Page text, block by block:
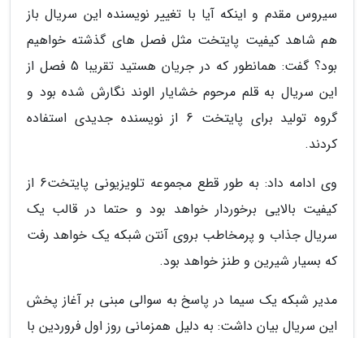
سیروس مقدم و اینکه آیا با تغییر نویسنده این سریال باز
هم شاهد کیفیت پایتخت مثل فصل های گذشته خواهیم
بود؟ گفت: همانطور که در جریان هستید تقریبا 5 فصل از
این سریال به قلم مرحوم خشایار الوند نگارش شده بود و
گروه تولید برای پایتخت 6 از نویسنده جدیدی استفاده
کردند.
وی ادامه داد: به طور قطع مجموعه تلویزیونی پایتخت6 از
کیفیت بالایی برخوردار خواهد بود و حتما در قالب یک
سریال جذاب و پرمخاطب بروی آنتن شبکه یک خواهد رفت
که بسیار شیرین و طنز خواهد بود.
مدیر شبکه یک سیما در پاسخ به سوالی مبنی بر آغاز پخش
این سریال بیان داشت: به دلیل همزمانی روز اول فروردین با